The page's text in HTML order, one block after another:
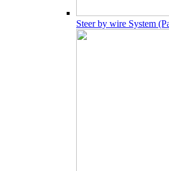
Steer by wire System